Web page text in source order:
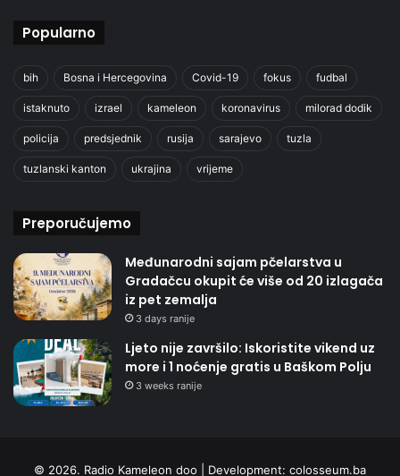
Popularno
bih Bosna i Hercegovina Covid-19 fokus fudbal
istaknuto izrael kameleon koronavirus milorad dodik
policija predsjednik rusija sarajevo tuzla
tuzlanski kanton ukrajina vrijeme
Preporučujemo
Međunarodni sajam pčelarstva u
Gradačcu okupit će više od 20 izlagača
iz pet zemalja
3 days ranije
Ljeto nije završilo: Iskoristite vikend uz
more i 1 noćenje gratis u Baškom Polju
3 weeks ranije
© 2026. Radio Kameleon doo | Development: colosseum.ba